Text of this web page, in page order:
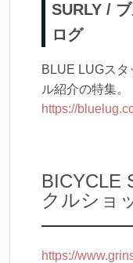
SURLY /
ログ
BLUE LUGス
ル紹介の特集。
https://
BICYCLE
クルショ
https://